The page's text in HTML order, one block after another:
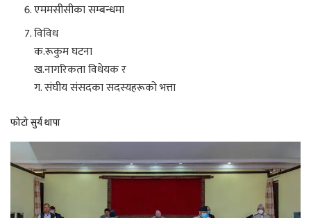
एममसीसीका सम्बन्धमा
विविध
क.रूकुम घटना
ख.नागरिकता विधेयक र
ग. संघीय संसदका सदस्यहरूको भत्ता
फोटो सुर्य थापा